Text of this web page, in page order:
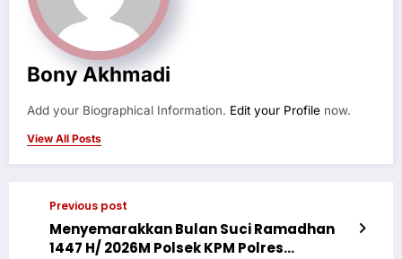
Bony Akhmadi
Add your Biographical Information. Edit your Profile now.
View All Posts
Previous post
Menyemarakkan Bulan Suci Ramadhan
1447 H/ 2026M Polsek KPM Polres